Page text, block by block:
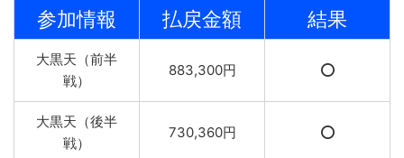
参加情報 払戻金額 結果
大黒天（前半
戦）
883,300円 ⭕️
大黒天（後半
戦）
730,360円 ⭕️